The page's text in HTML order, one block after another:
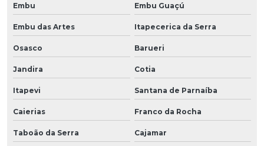
Embu Embu Guaçú
Embu das Artes Itapecerica da Serra
Osasco Barueri
Jandira Cotia
Itapevi Santana de Parnaíba
Caierias Franco da Rocha
Taboão da Serra Cajamar